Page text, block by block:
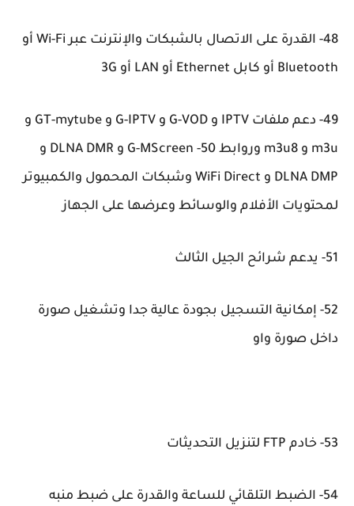
48- القدرة على الاتصال بالشبكات والإنترنت عبر Wi-Fi أو
Bluetooth أو كابل Ethernet أو LAN أو 3G
49- دعم ملفات IPTV و G-VOD و G-IPTV و GT-mytube و
m3u و m3u8 وروابط 50- G-MScreen و DLNA DMR و
DLNA DMP و WiFi Direct وشبكات المحمول والكمبيوتر
لمحتويات الأفلام والوسائط وعرضها على الجهاز
51- يدعم شرائح الجيل الثالث
52- إمكانية التسجيل بجودة عالية جدا وتشغيل صورة
داخل صورة واو
53- خادم FTP لتنزيل التحديثات
54- الضبط التلقائي للساعة والقدرة على ضبط منبه